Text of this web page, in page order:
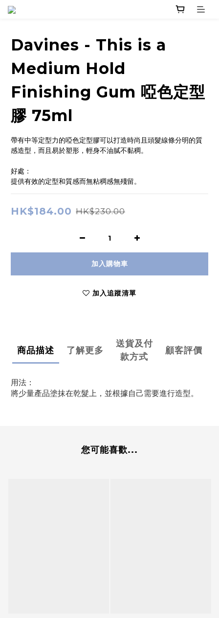
Davines - This is a
Medium Hold
Finishing Gum 啞色定型
膠 75ml
帶有中等定型力的啞色定型膠可以打造時尚且頭髮線條分明的質
感造型，而且易於塑形，輕身不油膩不黏稠。
好處：
提供有效的定型和質感而無粘稠感無殘留。
HK$184.00 HK$230.00
加入購物車
加入追蹤清單
商品描述 了解更多
送貨及付
款方式
顧客評價
用法：
將少量產品塗抹在乾髮上，並根據自己需要進行造型。
您可能喜歡...